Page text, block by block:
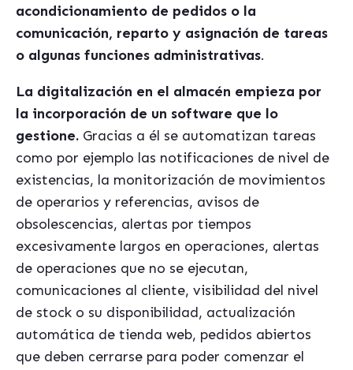
acondicionamiento de pedidos o la
comunicación, reparto y asignación de tareas
o algunas funciones administrativas.
La digitalización en el almacén empieza por
la incorporación de un software que lo
gestione. Gracias a él se automatizan tareas
como por ejemplo las notificaciones de nivel de
existencias, la monitorización de movimientos
de operarios y referencias, avisos de
obsolescencias, alertas por tiempos
excesivamente largos en operaciones, alertas
de operaciones que no se ejecutan,
comunicaciones al cliente, visibilidad del nivel
de stock o su disponibilidad, actualización
automática de tienda web, pedidos abiertos
que deben cerrarse para poder comenzar el